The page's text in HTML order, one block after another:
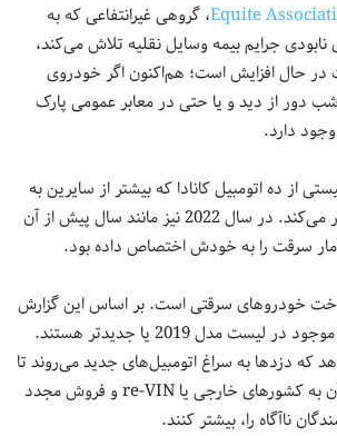
Equite، گروهی غیرانتفاعی که به
نابودی جرایم بیمه وسایل نقلیه تلاش می‌کند،
حال افزایش است؛ هم‌اکنون اگر خودروی
دور از دید و یا حتی در معابر عمومی پارک
دارد.
از ده اتومبیل کانادا که بیشتر از سایرین به
سرقت رفته‌اند را، منتشر می‌کند. در سال 2022 نیز مانند سال پیش از آن
خودروهای سرقتی است. بر اساس این گزارش
نه مورد از ده خودروی موجود در لیست مدل 2019 یا جدیدتر هستند.
که دزدها به سراغ اتومبیل‌های جدید می‌روند تا
سود حاصل از فروش آن‌ به کشورهای خارجی یا re-VIN و فروش مجدد
ناآگاه را، بیشتر کنند.